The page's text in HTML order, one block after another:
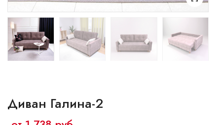
Ваш город: Минск
Могилев
Сморгонь
Диван Галина-2